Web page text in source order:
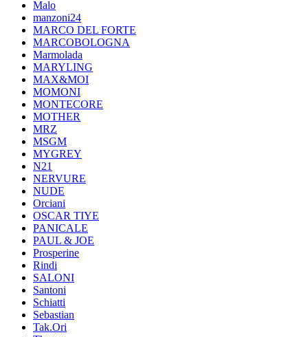
Malo
manzoni24
MARCO DEL FORTE
MARCOBOLOGNA
Marmolada
MARYLING
MAX&MOI
MOMONI
MONTECORE
MOTHER
MRZ
MSGM
MYGREY
N21
NERVURE
NUDE
Orciani
OSCAR TIYE
PANICALE
PAUL & JOE
Prosperine
Rindi
SALONI
Santoni
Schiatti
Sebastian
Tak.Ori